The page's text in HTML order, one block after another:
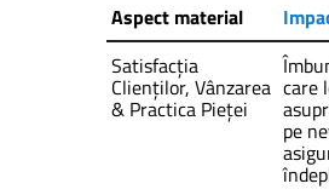
Aspect material
Satisfacția
Clienților, Vânzarea
& Practica Pieței
care
pe